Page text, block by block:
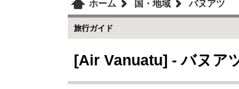
ホーム 国・地域 バヌアツ
旅行ガイド
[Air Vanuatu] - バヌア